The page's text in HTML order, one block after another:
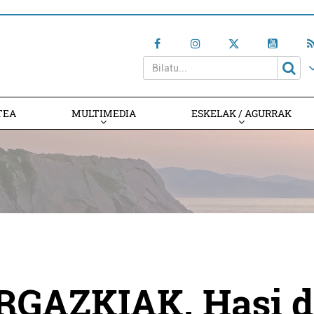
MULTIMEDIA ESKELAK / AGURRAK
Hasi